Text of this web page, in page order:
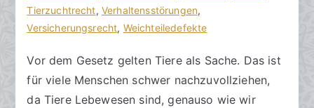
ä
l
e
i
c
t
a
m
Tierzuchtrecht, Verhaltensstörungen,
Versicherungsrecht, Weichteiledefekte
Tier
mit
Vor dem Gesetz gelten Tiere als Sache. Das ist
für viele Menschen schwer nachzuvollziehen,
da Tiere Lebewesen sind, genauso wie wir